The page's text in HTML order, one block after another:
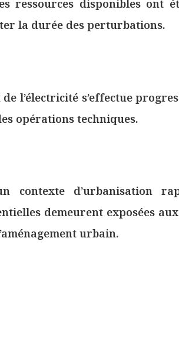
ressources disponibles ont
la durée des perturbations.
l’électricité s’effectue
opérations techniques.
contexte d’urbanisation
demeurent exposées
urbain.